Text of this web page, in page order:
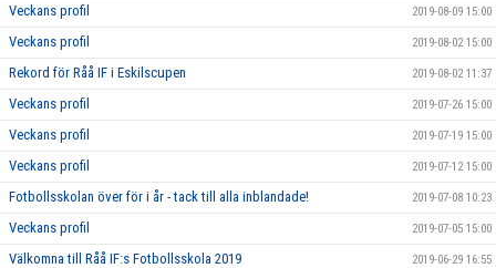
Veckans profil 2019-08-09 15:00
Veckans profil 2019-08-02 15:00
Rekord för Råå IF i Eskilscupen 2019-08-02 11:37
Veckans profil 2019-07-26 15:00
Veckans profil 2019-07-19 15:00
Veckans profil 2019-07-12 15:00
Fotbollsskolan över för i år - tack till alla inblandade! 2019-07-08 10:23
Veckans profil 2019-07-05 15:00
Välkomna till Råå IF:s Fotbollsskola 2019 2019-06-29 16:55